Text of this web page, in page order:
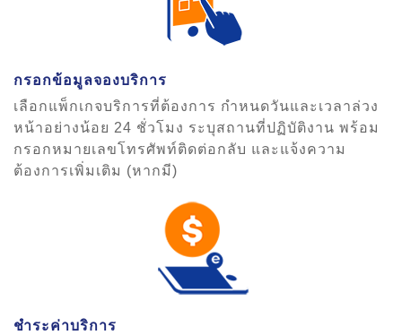
กรอกข้อมูลจองบริการ
เลือกแพ็กเกจบริการที่ต้องการ กำหนดวันและเวลาล่วง
หน้าอย่างน้อย 24 ชั่วโมง ระบุสถานที่ปฏิบัติงาน พร้อม
กรอกหมายเลขโทรศัพท์ติดต่อกลับ และแจ้งความ
ต้องการเพิ่มเติม (หากมี)
ชำระค่าบริการ